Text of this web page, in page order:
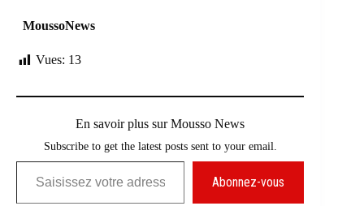
MoussoNews
Vues: 13
En savoir plus sur Mousso News
Subscribe to get the latest posts sent to your email.
Saisissez votre adresse e-mail…
Abonnez-vous